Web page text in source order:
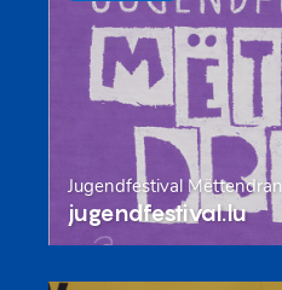
Jugendfestival Mëttendran
jugendfestival.lu